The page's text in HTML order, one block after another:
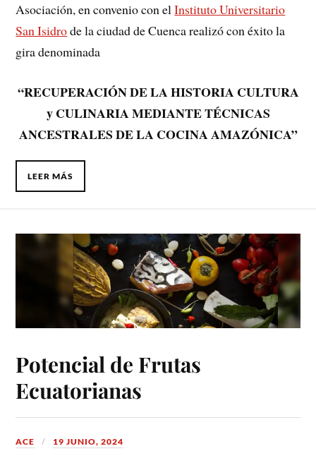
Asociación, en convenio con elInstituto Universitario
San Isidrode la ciudad de Cuenca realizó con éxito la
gira denominada
“RECUPERACIÓN DE LA HISTORIA CULTURA
y CULINARIA MEDIANTE TÉCNICAS
ANCESTRALES DE LA COCINA AMAZÓNICA”
LEER MÁS
Potencial de Frutas
Ecuatorianas
ACE 19 JUNIO, 2024